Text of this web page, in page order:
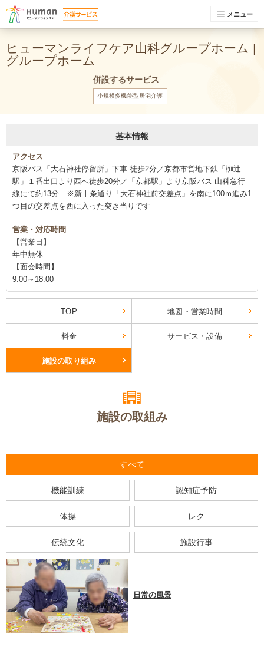
メニュー
ヒューマンライフケア山科グループホーム |
グループホーム
併設するサービス
小規模多機能型居宅介護
基本情報
アクセス
京阪バス「大石神社停留所」下車 徒歩2分／京都市営地下鉄「椥辻
駅」１番出口より西へ徒歩20分／「京都駅」より京阪バス 山科急行
線にて約13分 ※新十条通り「大石神社前交差点」を南に100ｍ進み1
つ目の交差点を西に入った突き当りです
営業・対応時間
【営業日】
年中無休
【面会時間】
9:00～18:00
TOP 地図・営業時間
料金 サービス・設備
施設の取り組み
施設の取組み
すべて
機能訓練 認知症予防
体操 レク
伝統文化 施設行事
日常の風景